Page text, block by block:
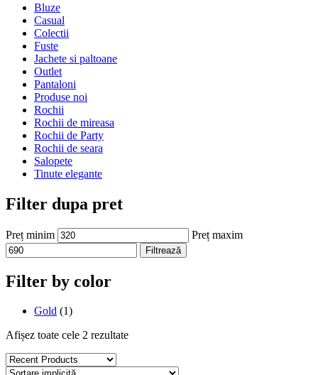
Bluze
Casual
Colectii
Fuste
Jachete si paltoane
Outlet
Pantaloni
Produse noi
Rochii
Rochii de mireasa
Rochii de Party
Rochii de seara
Salopete
Tinute elegante
Filter dupa pret
Preț minim Preț maxim
Filtrează
Filter by color
Gold (1)
Afișez toate cele 2 rezultate